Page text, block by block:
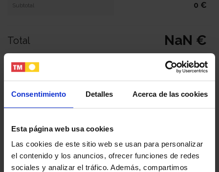
Consentimiento Detalles Acerca de las cookies
Esta página web usa cookies
Las cookies de este sitio web se usan para personalizar
el contenido y los anuncios, ofrecer funciones de redes
sociales y analizar el tráfico. Además, compartimos
Tu nombre y apellidos
Tu email
Tu teléfono
Subtotal 0 €
Total NaN €